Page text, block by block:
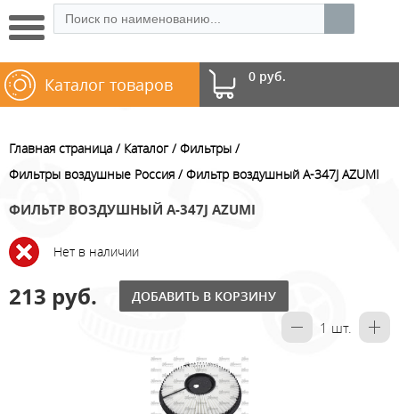
0 руб.
Каталог товаров
Главная страница Каталог
Фильтры
Фильтры воздушные Россия
Фильтр воздушный A-347J AZUMI
ФИЛЬТР ВОЗДУШНЫЙ A-347J AZUMI
Нет в наличии
213 руб. ДОБАВИТЬ В КОРЗИНУ
1 шт.